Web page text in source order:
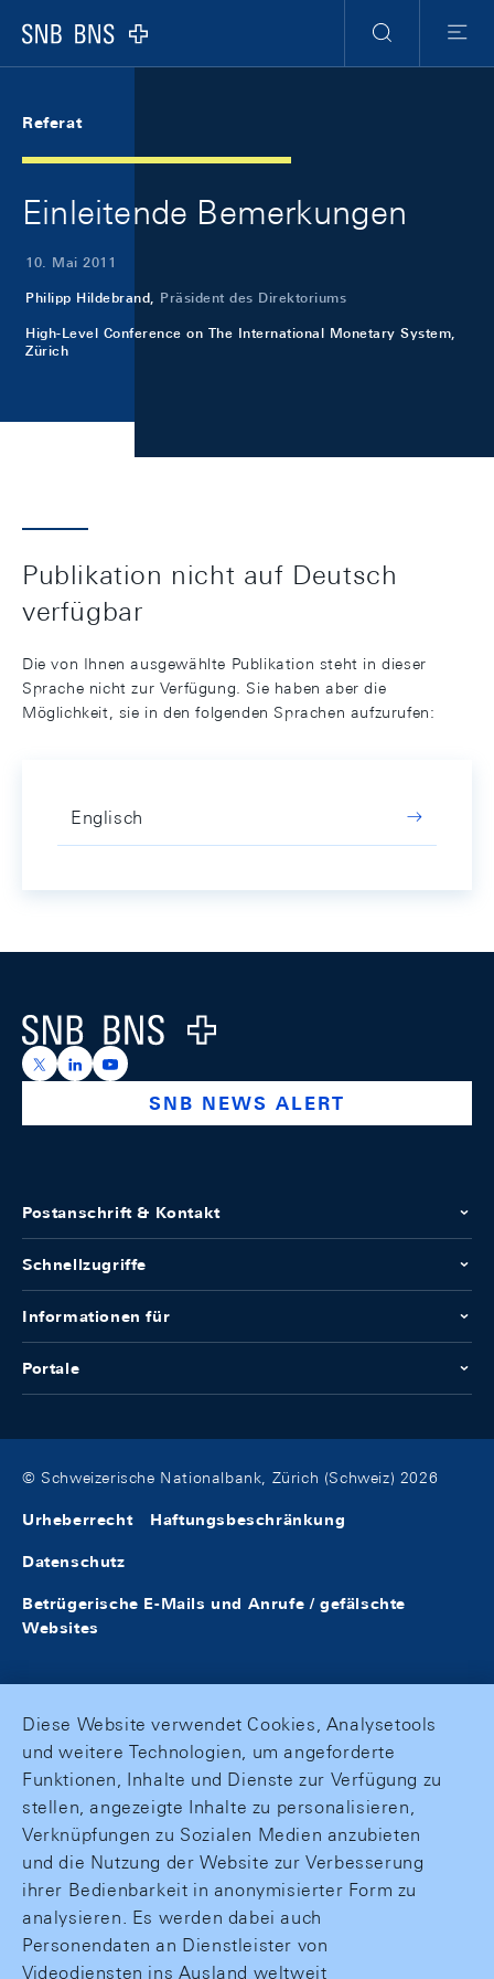
Logo
Suche
Menu
Referat
Einleitende Bemerkungen
10. Mai 2011
Philipp Hildebrand, Präsident des Direktoriums
High-Level Conference on The International Monetary System,
Zürich
Publikation nicht auf Deutsch
verfügbar
Die von Ihnen ausgewählte Publikation steht in dieser
Sprache nicht zur Verfügung. Sie haben aber die
Möglichkeit, sie in den folgenden Sprachen aufzurufen:
Englisch
Logo
https://x.com/snb_bns
https://ch.linkedin.com/company/swiss-national-
https://www.youtube.com/@swissnationalbank
SNB NEWS ALERT
Postanschrift & Kontakt
Schnellzugriffe
Informationen für
Portale
© Schweizerische Nationalbank, Zürich (Schweiz) 2026
Urheberrecht Haftungsbeschränkung
Datenschutz
Betrügerische E-Mails und Anrufe / gefälschte
Websites
Diese Website verwendet Cookies, Analysetools
und weitere Technologien, um angeforderte
Funktionen, Inhalte und Dienste zur Verfügung zu
stellen, angezeigte Inhalte zu personalisieren,
Verknüpfungen zu Sozialen Medien anzubieten
und die Nutzung der Website zur Verbesserung
ihrer Bedienbarkeit in anonymisierter Form zu
analysieren. Es werden dabei auch
Personendaten an Dienstleister von
Videodiensten ins Ausland weltweit